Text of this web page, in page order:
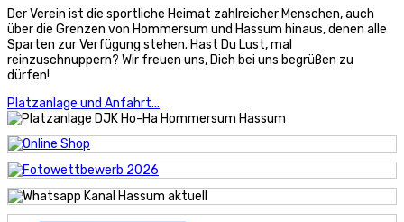
Der Verein ist die sportliche Heimat zahlreicher Menschen, auch
über die Grenzen von Hommersum und Hassum hinaus, denen alle
Sparten zur Verfügung stehen. Hast Du Lust, mal
reinzuschnuppern? Wir freuen uns, Dich bei uns begrüßen zu
dürfen!
Platzanlage und Anfahrt...